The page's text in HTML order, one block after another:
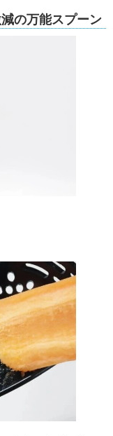
の万能スプーン